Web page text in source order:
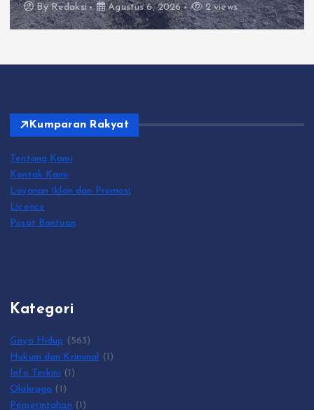
Redaksi Agustus 6, 2026 2 views
Kumparan Rakyat
Tentang Kami
Kontak Kami
Layanan Iklan dan Promosi
Licence
Pusat Bantuan
Kategori
Gaya Hidup (563)
Hukum dan Kriminal
(1)
Info Terkini (1)
Olahraga (1)
Pemerintahan (1)